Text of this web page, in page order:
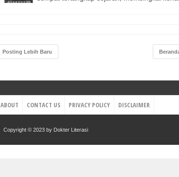
Posting Lebih Baru
ABOUT CONTACT US PRIVACY POLICY DISCLAIMER
Copyright © 2023 by Dokter Literasi